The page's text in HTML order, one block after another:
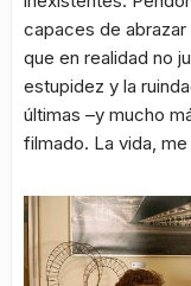
capaces de
que en realidad no
estupidez y la
últimas –y mucho
filmado. La vida,